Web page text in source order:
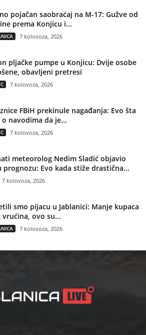
pojačan saobraćaj na M-17: Gužve od
prema Konjicu i...
7 kolovoza, 2026
pljačke pumpe u Konjicu: Dvije osobe
obavljeni pretresi
7 kolovoza, 2026
FBiH prekinule nagađanja: Evo šta
o navodima da je...
7 kolovoza, 2026
meteorolog Nedim Sladić objavio
prognozu: Evo kada stiže drastična...
7 kolovoza, 2026
smo pijacu u Jablanici: Manje kupaca
vrućina, ovo su...
7 kolovoza, 2026